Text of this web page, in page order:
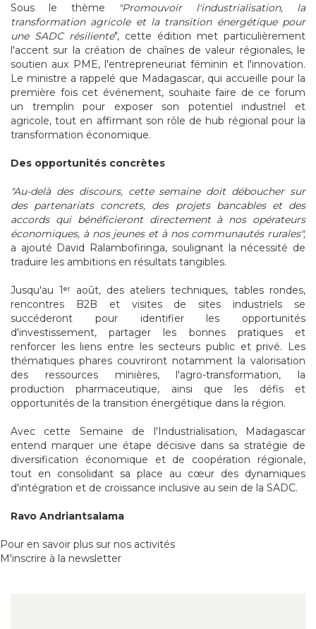
Sous le thème "Promouvoir l'industrialisation, la
transformation agricole et la transition énergétique pour
une SADC résiliente", cette édition met particulièrement
l'accent sur la création de chaînes de valeur régionales, le
soutien aux PME, l'entrepreneuriat féminin et l'innovation.
Le ministre a rappelé que Madagascar, qui accueille pour la
première fois cet événement, souhaite faire de ce forum
un tremplin pour exposer son potentiel industriel et
agricole, tout en affirmant son rôle de hub régional pour la
transformation économique.
Des opportunités concrètes
"Au-delà des discours, cette semaine doit déboucher sur
des partenariats concrets, des projets bancables et des
accords qui bénéficieront directement à nos opérateurs
économiques, à nos jeunes et à nos communautés rurales",
a ajouté David Ralambofiringa, soulignant la nécessité de
traduire les ambitions en résultats tangibles.
Jusqu'au 1ᵉʳ août, des ateliers techniques, tables rondes,
rencontres B2B et visites de sites industriels se
succéderont pour identifier les opportunités
d'investissement, partager les bonnes pratiques et
renforcer les liens entre les secteurs public et privé. Les
thématiques phares couvriront notamment la valorisation
des ressources minières, l'agro-transformation, la
production pharmaceutique, ainsi que les défis et
opportunités de la transition énergétique dans la région.
Avec cette Semaine de l'Industrialisation, Madagascar
entend marquer une étape décisive dans sa stratégie de
diversification économique et de coopération régionale,
tout en consolidant sa place au cœur des dynamiques
d'intégration et de croissance inclusive au sein de la SADC.
Ravo Andriantsalama
Pour en savoir plus sur nos activités
M'inscrire à la newsletter